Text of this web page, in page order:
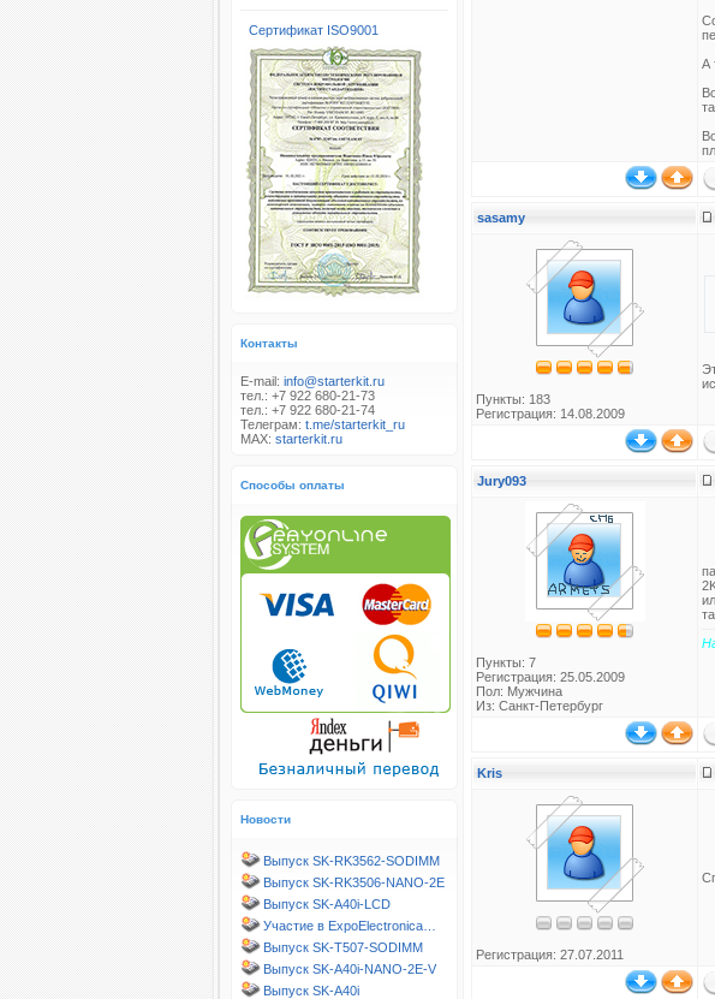
Сертификат ISO9001
Контакты
E-mail: info@starterkit.ru
тел.: +7 922 680-21-73
тел.: +7 922 680-21-74
Телеграм: t.me/starterkit_ru
MAX: starterkit.ru
Способы оплаты
Новости
Выпуск SK-RK3562-SODIMM
Выпуск SK-RK3506-NANO-2E
Выпуск SK-A40i-LCD
Участие в ExpoElectronica…
Выпуск SK-T507-SODIMM
Выпуск SK-A40i-NANO-2E-V
Выпуск SK-A40i
А
sasamy
Пункты: 183
Регистрация: 14.08.2009
Jury093
Пункты: 7
Регистрация: 25.05.2009
Пол: Мужчина
Из: Санкт-Петербург
Kris
Регистрация: 27.07.2011